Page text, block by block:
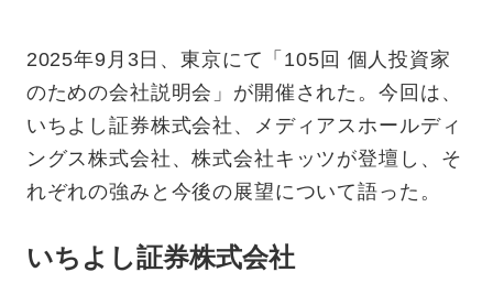
2025年9月3日、東京にて「105回 個人投資家
のための会社説明会」が開催された。今回は、
いちよし証券株式会社、メディアスホールディ
ングス株式会社、株式会社キッツが登壇し、そ
れぞれの強みと今後の展望について語った。
いちよし証券株式会社